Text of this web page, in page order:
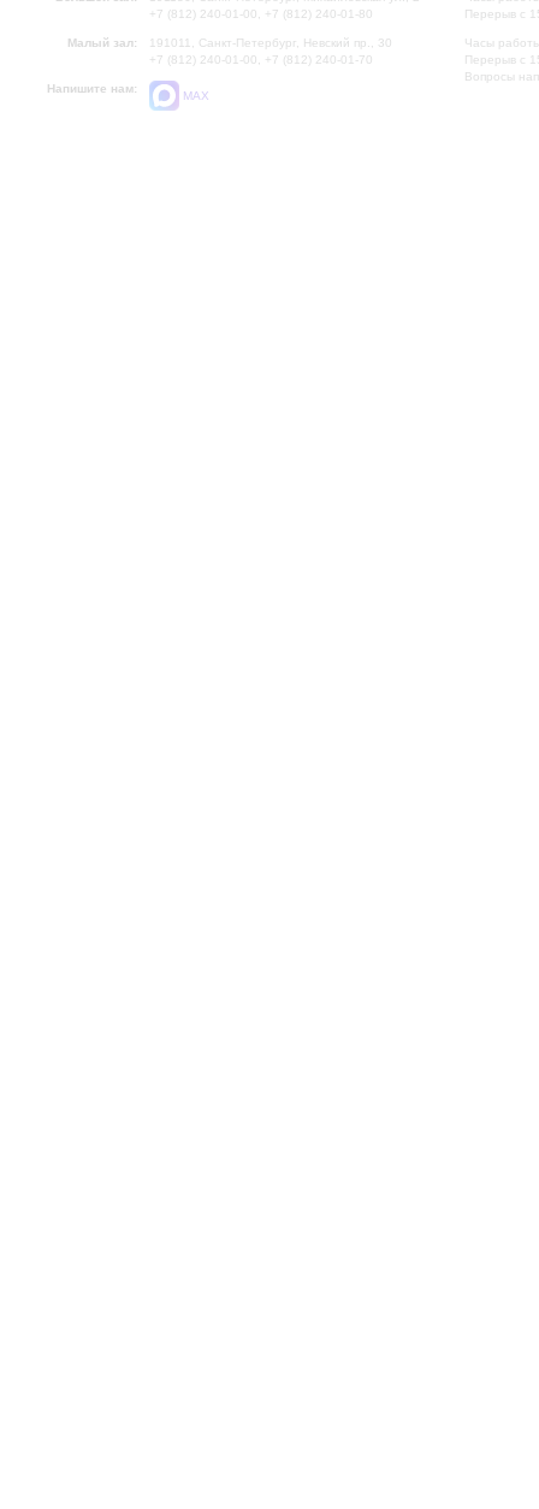
+7 (812) 240-01-00, +7 (812) 240-01-80
Малый зал:
191011, Санкт-Петербург, Невский пр., 30
+7 (812) 240-01-00, +7 (812) 240-01-70
Напишите нам:
MAX
Перерыв с
Часы
Перерыв с
Вопросы